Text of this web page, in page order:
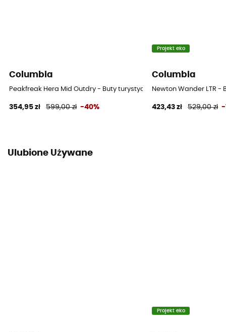
Columbia
Peakfreak Hera Mid Outdry - Buty turystyczne damskie
354,95 zł 599,00 zł -40%
Projekt eko
Columbia
Newton Wander LTR -
423,43 zł 529,00 zł -
Ulubione Używane
Projekt eko